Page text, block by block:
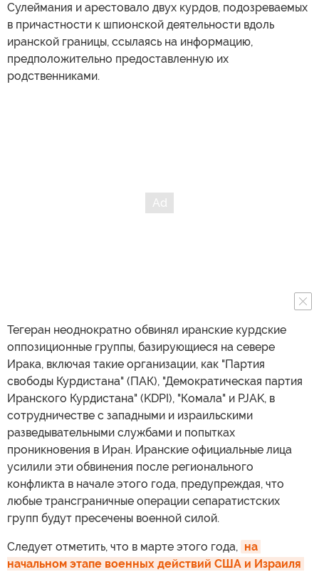
Сулеймания и арестовало двух курдов, подозреваемых
в причастности к шпионской деятельности вдоль
иранской границы, ссылаясь на информацию,
предположительно предоставленную их
родственниками.
Тегеран неоднократно обвинял иранские курдские
оппозиционные группы, базирующиеся на севере
Ирака, включая такие организации, как "Партия
свободы Курдистана" (ПАК), "Демократическая партия
Иранского Курдистана" (KDPI), "Комала" и PJAK, в
сотрудничестве с западными и израильскими
разведывательными службами и попытках
проникновения в Иран. Иранские официальные лица
усилили эти обвинения после регионального
конфликта в начале этого года, предупреждая, что
любые трансграничные операции сепаратистских
групп будут пресечены военной силой.
Следует отметить, что в марте этого года, на
начальном этапе военных действий США и Израиля